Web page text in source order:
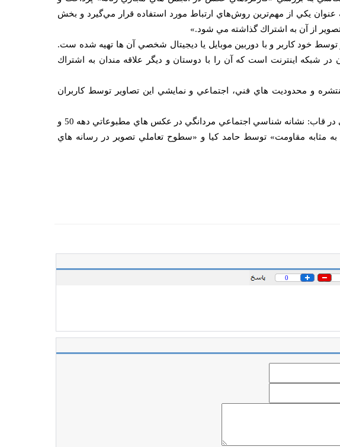
يكي از مهم‌ترين روش‌هاي ارتباط مورد استفاده قرار مي‌گيرد و بخش
از آن به اشتراك گذاشته مي شود.»
خود كاربر و با دوربين موبايل يا ديجيتال شخصي آن ها تهيه شده ست.
شبكه اينترنت است كه آن را با دوستان و ديگر علاقه مندان به اشتراك
و محدوديت هاي فني، اجتماعي و نمايشي اين تصاوير توسط كاربران
همچنين در اين نشست دو مقاله ديگر با عناوين «مردانگي در قاب: نشانه شناسي اجتماعي مردانگي در عكس هاي مطبوعاتي دهه 50 و
مثابه مقاومت» توسط حامد كيا و «سطوح تعاملي تصوير در رسانه هاي
0